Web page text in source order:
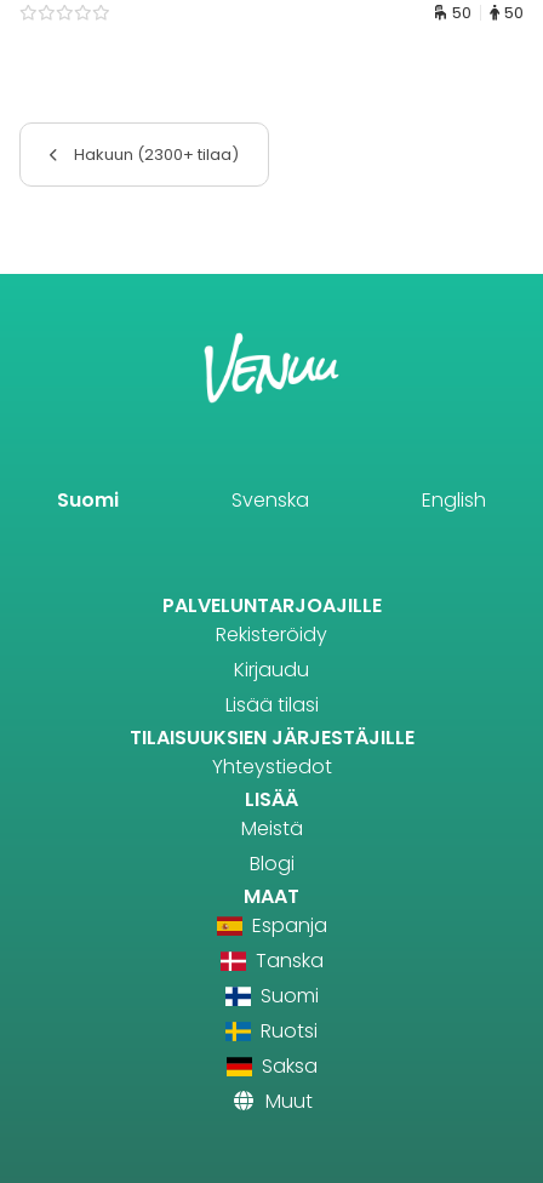
50 50
Hakuun (2300+ tilaa)
Suomi Svenska English
PALVELUNTARJOAJILLE
Rekisteröidy
Kirjaudu
Lisää tilasi
TILAISUUKSIEN JÄRJESTÄJILLE
Yhteystiedot
LISÄÄ
Meistä
Blogi
MAAT
Espanja
Tanska
Suomi
Ruotsi
Saksa
Muut